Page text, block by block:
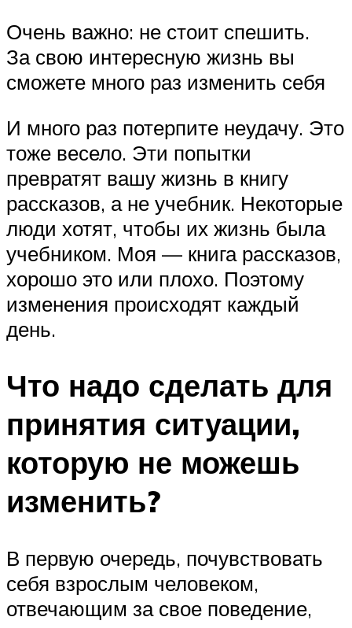
Очень важно: не стоит спешить.
За свою интересную жизнь вы
сможете много раз изменить себя
И много раз потерпите неудачу. Это
тоже весело. Эти попытки
превратят вашу жизнь в книгу
рассказов, а не учебник. Некоторые
люди хотят, чтобы их жизнь была
учебником. Моя — книга рассказов,
хорошо это или плохо. Поэтому
изменения происходят каждый
день.
Что надо сделать для
принятия ситуации,
которую не можешь
изменить?
В первую очередь, почувствовать
себя взрослым человеком,
отвечающим за свое поведение,